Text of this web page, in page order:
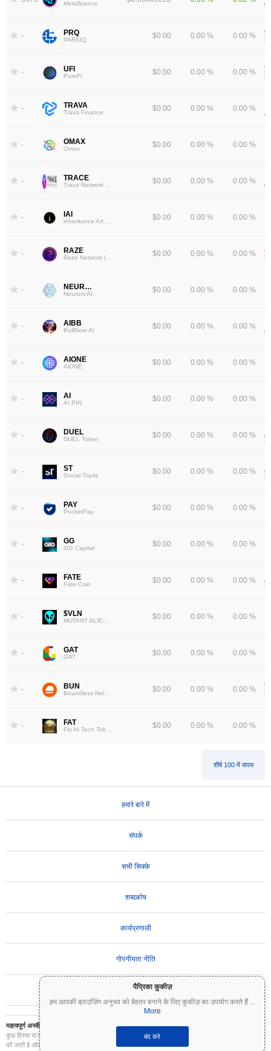
पैप्रिका कुकीज़
हम आपकी ब्राउज़िंग अनुभव को बेहतर बनाने के लिए कुकीज़ का उपयोग करते हैं ...
More
बंद करे
Metafluence
- PRQ
PARSIQ $0.00 0.00 % 0.00 %
- UFI
PureFi $0.00 0.00 % 0.00 %
- TRAVA
Trava Finance $0.00 0.00 % 0.00 %
- OMAX
Omax $0.00 0.00 % 0.00 %
- TRACE $0.00 0.00 % 0.00 %
- IAI $0.00 0.00 % 0.00 %
- RAZE $0.00 0.00 % 0.00 %
- NEURONI
Neuroni AI $0.00 0.00 % 0.00 %
- AIBB
BullBear AI $0.00 0.00 % 0.00 %
- AIONE
AiONE $0.00 0.00 % 0.00 %
- AI
AI PIN $0.00 0.00 % 0.00 %
- DUEL
DUEL Token $0.00 0.00 % 0.00 %
- ST
Social Trade $0.00 0.00 % 0.00 %
- PAY
PocketPay $0.00 0.00 % 0.00 %
- GG
GG Capital $0.00 0.00 % 0.00 %
- FATE
Fate Coin $0.00 0.00 % 0.00 %
- $VLN $0.00 0.00 % 0.00 %
- GAT
GAT $0.00 0.00 % 0.00 %
- BUN $0.00 0.00 % 0.00 %
- FAT $0.00 0.00 % 0.00 %
शीर्ष 100 में वापस
हमारे बारे में
संपर्क
सभी सिक्के
शब्दकोष
कार्यप्रणाली
गोपनीयता नीति
उपयोग की शर्तें
महत्वपूर्ण अस्वीकरण:
क्रिप्टोकरेंसी अत्यधिक अस्थिर हैं और इनमें महत्वपूर्ण जोखिम शामिल है। आप अपने निवेश का
कुछ हिस्सा या पूरा निवेश खो सकते हैं। Coinpaprika पर सभी जानकारी केवल सूचनात्मक उद्देश्यों के लिए प्रदान
की जाती है और यह वित्तीय या निवेश सलाह नहीं है। निवेश के निर्णय लेने से पहले हमेशा अपना स्वयं का शोध